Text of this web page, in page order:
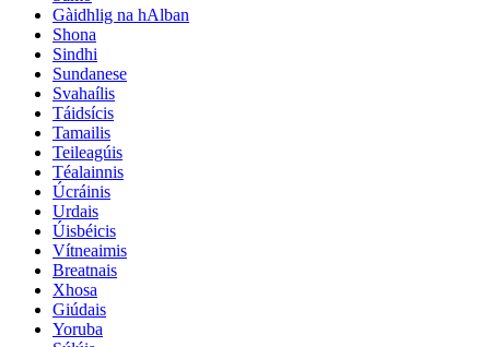
Gàidhlig na hAlban
Shona
Sindhi
Sundanese
Svahaílis
Táidsícis
Tamailis
Teileagúis
Téalainnis
Úcráinis
Urdais
Úisbéicis
Vítneaimis
Breatnais
Xhosa
Giúdais
Yoruba